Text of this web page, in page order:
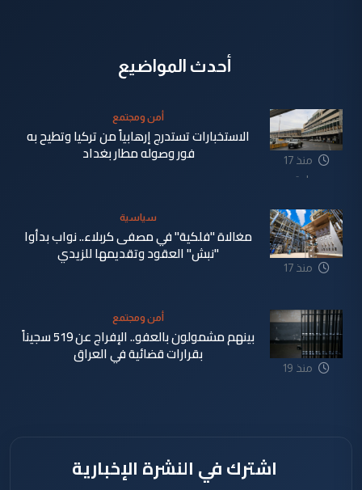
أحدث المواضيع
منذ 17
ساعة
أمن ومجتمع
الاستخبارات تستدرج إرهابياً من تركيا وتطيح به
فور وصوله مطار بغداد
منذ 17
سياسية
مغالاة "فلكية" في مصفى كربلاء.. نواب بدأوا
"نبش" العقود وتقديمها للزيدي
منذ 19
أمن ومجتمع
بينهم مشمولون بالعفو.. الإفراج عن 519 سجيناً
بقرارات قضائية في العراق
اشترك في النشرة الإخبارية